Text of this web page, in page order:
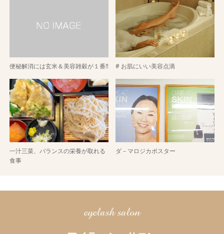
便秘解消には玄米＆美容雑穀が１番‼ # お肌にいい美容点滴
一汁三菜、バランスの栄養が取れる
食事
ダ－マロジカポスター
eyelash salon